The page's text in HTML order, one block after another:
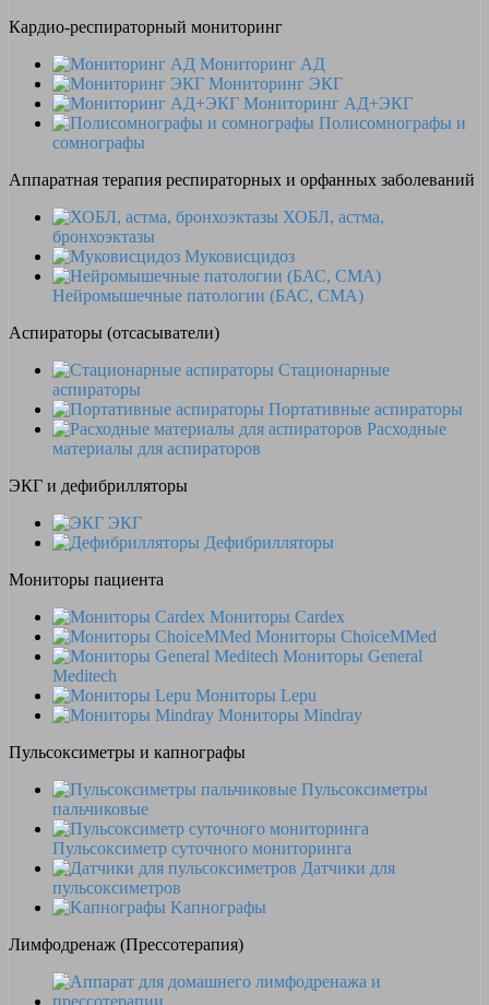
Кардио-респираторный мониторинг
Мониторинг АД
Мониторинг ЭКГ
Мониторинг АД+ЭКГ
Полисомнографы и
сомнографы
Аппаратная терапия респираторных и орфанных заболеваний
ХОБЛ, астма,
бронхоэктазы
Муковисцидоз
Нейромышечные патологии (БАС, СМА)
Аспираторы (отсасыватели)
Стационарные
аспираторы
Портативные аспираторы
Расходные
материалы для аспираторов
ЭКГ и дефибрилляторы
ЭКГ
Дефибрилляторы
Мониторы пациента
Мониторы Cardex
Мониторы ChoiceMMed
Мониторы General
Meditech
Мониторы Lepu
Мониторы Mindray
Пульсоксиметры и капнографы
Пульсоксиметры
пальчиковые
Пульсоксиметр суточного мониторинга
Датчики для
пульсоксиметров
Kапнографы
Лимфодренаж (Прессотерапия)